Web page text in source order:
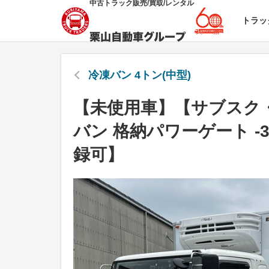
中古トラック販売/買取/レンタル
トラ
冷凍バン 4トン(中型)
【未使用車】【サブス
バン 格納パワーゲート
録可】